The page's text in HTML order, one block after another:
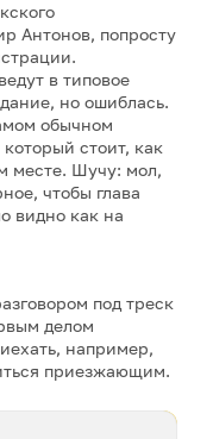
Антонов, попросту
в типовое
но ошиблась.
обычном
стоит, как
месте. Шучу: мол,
чтобы глава
видно как на
под треск
делом
например,
приезжающим.